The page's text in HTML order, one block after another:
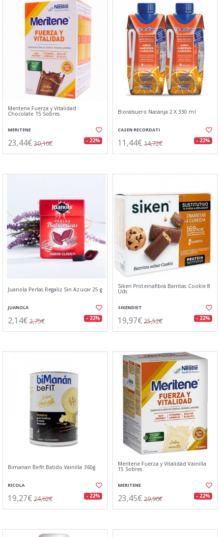
Meritene Fuerza y Vitalidad
Chocolate 15 Sobres
MERITENE
23,44€ 30,16€ - 22%
Bioralsuero Naranja 2 X 330 ml
CASEN RECORDATI
11,44€ 14,72€ - 22%
Juanola Perlas Regaliz Sin Azucar 25 g
JUANOLA
2,14€ 2,75€ - 22%
Siken Proteinafibra Barritas Cookie 8
Uds
SIKENDIET
19,97€ 25,52€ - 22%
Bimanan Befit Batido Vainilla 360g
RICOLA
19,27€ 24,62€ - 22%
Meritene Fuerza y Vitalidad Vainilla
15 Sobres
MERITENE
23,45€ 29,96€ - 22%